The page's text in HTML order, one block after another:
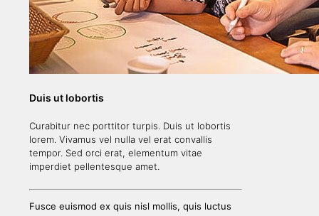
Duis ut lobortis
Curabitur nec porttitor turpis. Duis ut lobortis
lorem. Vivamus vel nulla vel erat convallis
tempor. Sed orci erat, elementum vitae
imperdiet pellentesque amet.
Fusce euismod ex quis nisl mollis, quis luctus